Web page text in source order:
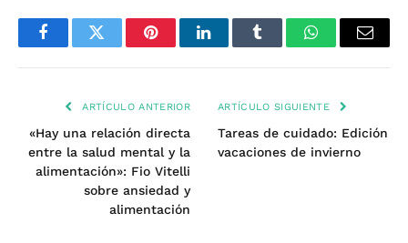
FacebookTwitter PinterestLinkedInTumblr WhatsAppEmail
ARTÍCULO ANTERIOR
«Hay una relación directa
entre la salud mental y la
alimentación»: Fio Vitelli
sobre ansiedad y
alimentación
ARTÍCULO SIGUIENTE
Tareas de cuidado: Edición
vacaciones de invierno